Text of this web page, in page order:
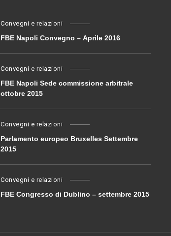
Convegni e relazioni
FBE Napoli Convegno – Aprile 2016
Convegni e relazioni
FBE Napoli Sede commissione arbitrale
ottobre 2015
Convegni e relazioni
Parlamento europeo Bruxelles Settembre
2015
Convegni e relazioni
FBE Congresso di Dublino – settembre 2015